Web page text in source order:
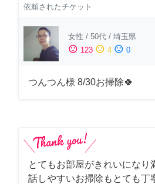
依頼されたチケット
女性 / 50代 / 埼玉県
sentiment_satisfied 123 sentiment_neutral 4 sentiment_dissatisfied 0
つんつん様 8/30お掃除🍀
とてもお部屋がきれいになり
話しやすいお掃除もとても丁